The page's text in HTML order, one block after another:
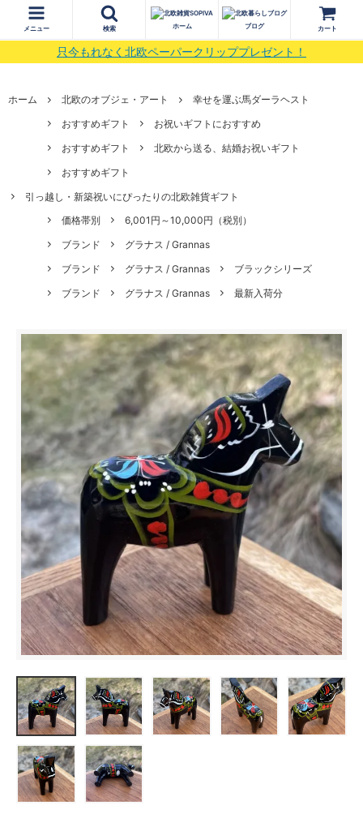
只今もれなく北欧ペーパークリッププレゼント！
メニュー 検索 ホーム ブログ カート
ホーム 北欧のオブジェ・アート
幸せを運ぶ馬ダーラヘスト
おすすめギフト
お祝いギフトにおすすめ
おすすめギフト
北欧から送る、結婚お祝いギフト
おすすめギフト
引っ越し・新築祝いにぴったりの北欧雑貨ギフト
価格帯別
6,001円～10,000円（税別）
ブランド
グラナス / Grannas
ブランド
グラナス / Grannas
ブラックシリーズ
ブランド
グラナス / Grannas 最新入荷分